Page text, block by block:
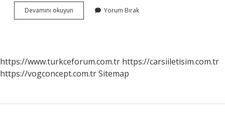
Devamını okuyun
Yağı
Yorum Bırak
https://www.turkceforum.com.tr https://carsiiletisim.com.tr
https://vogconcept.com.trSitemap